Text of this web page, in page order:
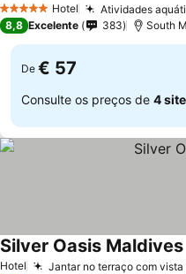
5 Estrelas Hotel Atividades
8,8 Excelente 383 South
De € 57
Consulte os preços de 4
Hotel Jantar no terraço com vista
Silver Oasis Maldives